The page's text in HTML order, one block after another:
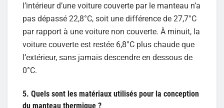
l’intérieur d’une voiture couverte par le manteau n’a
pas dépassé 22,8°C, soit une différence de 27,7°C
par rapport à une voiture non couverte. À minuit, la
voiture couverte est restée 6,8°C plus chaude que
l’extérieur, sans jamais descendre en dessous de
0°C.
5. Quels sont les matériaux utilisés pour la conception
du manteau thermique ?